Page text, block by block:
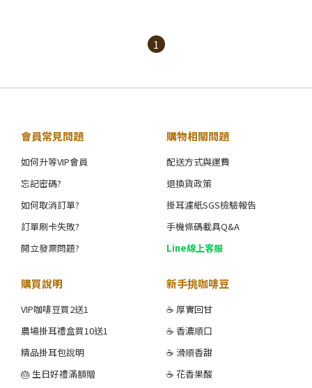
1
會員常見問題
如何升等VIP會員
忘記密碼?
如何取消訂單?
訂單刷卡失敗?
開立發票問題?
購物相關問題
配送方式與運費
退換貨政策
掛耳濾紙SGS檢驗報告
手機條碼載具Q&A
Line線上客服
購買說明
VIP咖啡豆買2送1
農場掛耳禮盒買10送1
精品掛耳包說明
🎂 生日好禮滿額贈
新手挑咖啡豆
☕ 厚實回甘
☕ 香濃順口
☕ 滑順香甜
☕ 花香果酸